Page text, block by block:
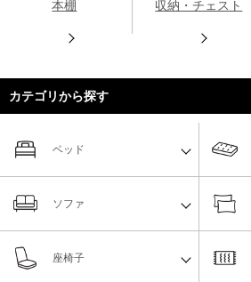
本棚 収納・チェスト
カテゴリから探す
ベッド
ソファ
座椅子